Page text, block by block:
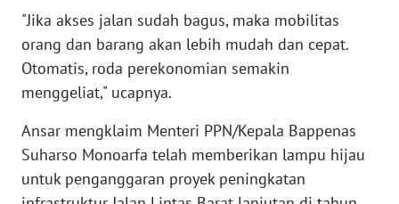
"Jika akses jalan sudah bagus, maka mobilitas
orang dan barang akan lebih mudah dan cepat.
Otomatis, roda perekonomian semakin
menggeliat," ucapnya.
Ansar mengklaim Menteri PPN/Kepala Bappenas
Suharso Monoarfa telah memberikan lampu hijau
untuk penganggaran proyek peningkatan
SERAMBI
WN
WN
SULTRA
WN